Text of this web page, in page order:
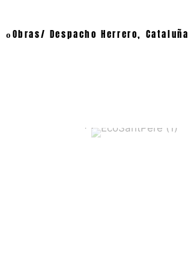
o Obras/ Despacho Herrero, Cataluña